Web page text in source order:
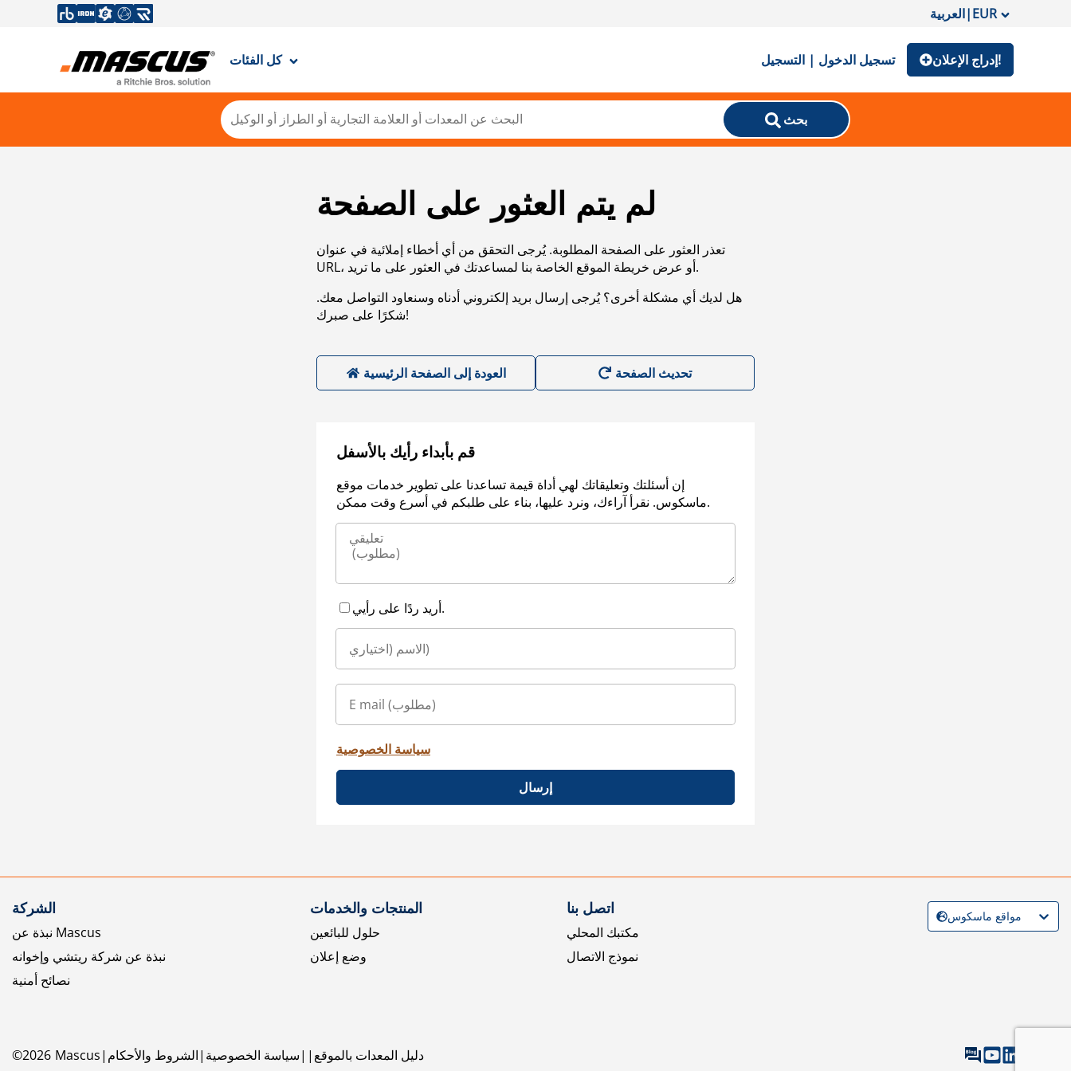
العربية|EUR
كل الفئات تسجيل الدخول | التسجيل إدراج الإعلان!
بحث
لم يتم العثور على الصفحة
تعذر العثور على الصفحة المطلوبة. يُرجى التحقق من أي أخطاء إملائية في عنوان
URL، أو عرض خريطة الموقع الخاصة بنا لمساعدتك في العثور على ما تريد.
هل لديك أي مشكلة أخرى؟ يُرجى إرسال بريد إلكتروني أدناه وسنعاود التواصل معك.
شكرًا على صبرك!
العودة إلى الصفحة الرئيسية
قم بأبداء رأيك بالأسفل
إن أسئلتك وتعليقاتك لهي أداة قيمة تساعدنا على تطوير خدمات موقع
ماسكوس. نقرأ آراءك، ونرد عليها، بناء على طلبكم في أسرع وقت ممكن.
أريد ردًا على رأيي.
سياسة الخصوصية
إرسال
الشركة
نبذة عن Mascus
نبذة عن شركة ريتشي وإخوانه
نصائح أمنية
المنتجات والخدمات
حلول للبائعين
وضع إعلان
اتصل بنا
مكتبك المحلي
نموذج الاتصال
©2026 Mascus الشروط والأحكام سياسة الخصوصية دليل المعدات بالموقع
مواقع ماسكوس